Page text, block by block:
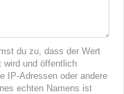
du zu, dass der Wert
wird und öffentlich
IP-Adressen oder andere
echten Namens ist